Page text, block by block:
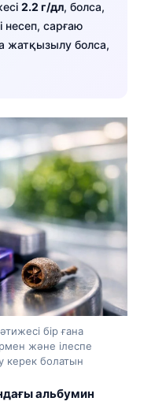
2.2 г/дл, болса,
несеп, сарғаю
жатқызылу болса,
бір ғана
және ілеспе
керек болатын
альбумин